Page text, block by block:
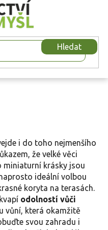
Hledat
i do toho nejmenšího
že velké věci
miniaturní krásky jsou
ideální volbou
koryta na terasách.
odolností vůči
vůní, která okamžitě
svou zahradu i